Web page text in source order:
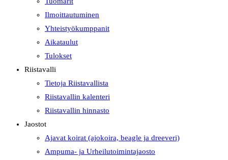
Ilmoittautuminen
Yhteistyökumppanit
Aikataulut
Tulokset
Riistavalli
Tietoja Riistavallista
Riistavallin kalenteri
Riistavallin hinnasto
Jaostot
Ajavat koirat (ajokoira, beagle ja dreeveri)
Ampuma- ja Urheilutoimintajaosto